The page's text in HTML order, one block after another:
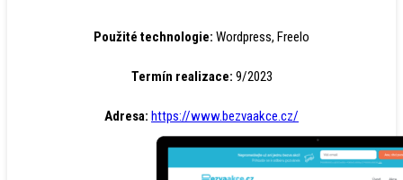
Použité technologie: Wordpress, Freelo
Termín realizace: 9/2023
Adresa: https://www.bezvaakce.cz/